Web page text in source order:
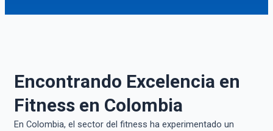
Encontrando Excelencia en
Fitness en Colombia
En Colombia, el sector del fitness ha experimentado un